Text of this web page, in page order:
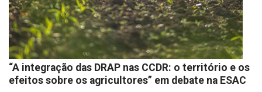
“A integração das DRAP nas CCDR: o território e os
efeitos sobre os agricultores” em debate na ESAC